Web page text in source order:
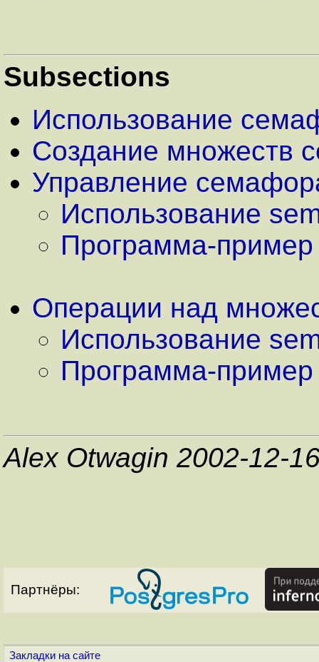
Subsections
Использование
Создание множеств
Управление
Использование
Программа-пример
Операции над
Использование
Программа-пример
Alex Otwagin 2002-12-
Партнёры:
Закладки на сайте